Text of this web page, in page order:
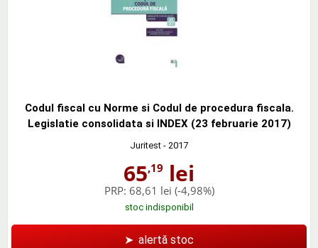
Codul fiscal cu Norme si Codul de procedura fiscala.
Legislatie consolidata si INDEX (23 februarie 2017)
Juritest - 2017
65,19 lei
PRP: 68,61 lei (-4,98%)
stoc indisponibil
➤ alertă stoc